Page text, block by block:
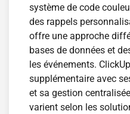
système de code
des rappels
offre une approche
bases de données et
les événements.
supplémentaire avec
et sa gestion
varient selon les